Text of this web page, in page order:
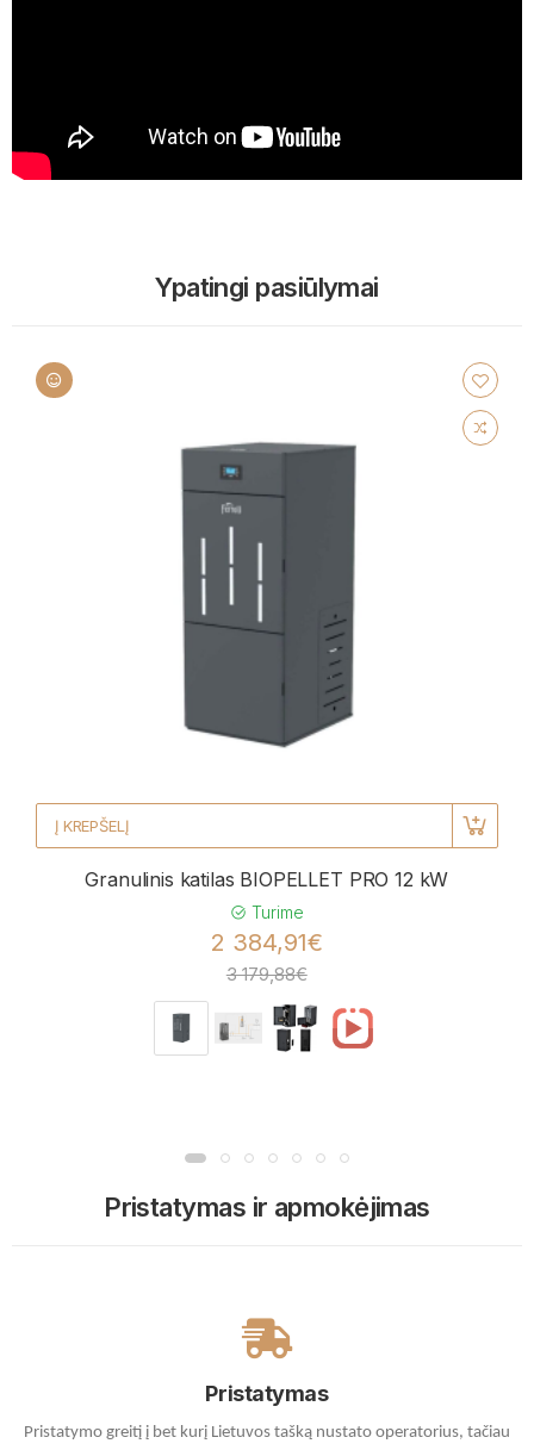
Ypatingi pasiūlymai
Į KREPŠELĮ
Granulinis katilas BIOPELLET PRO 12 kW
Turime
2 384,91€
3 179,88€
Pristatymas ir apmokėjimas
Pristatymas
Pristatymo greitį į bet kurį Lietuvos tašką nustato operatorius, tačiau